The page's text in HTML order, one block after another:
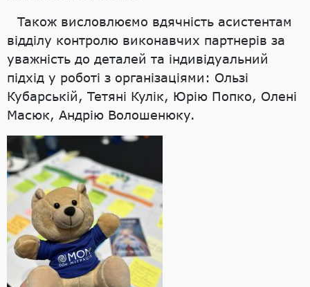
Також висловлюємо вдячність асистентам
відділу контролю виконавчих партнерів за
уважність до деталей та індивідуальний
підхід у роботі з організаціями: Ользі
Кубарській, Тетяні Кулік, Юрію Попко, Олені
Масюк, Андрію Волошенюку.